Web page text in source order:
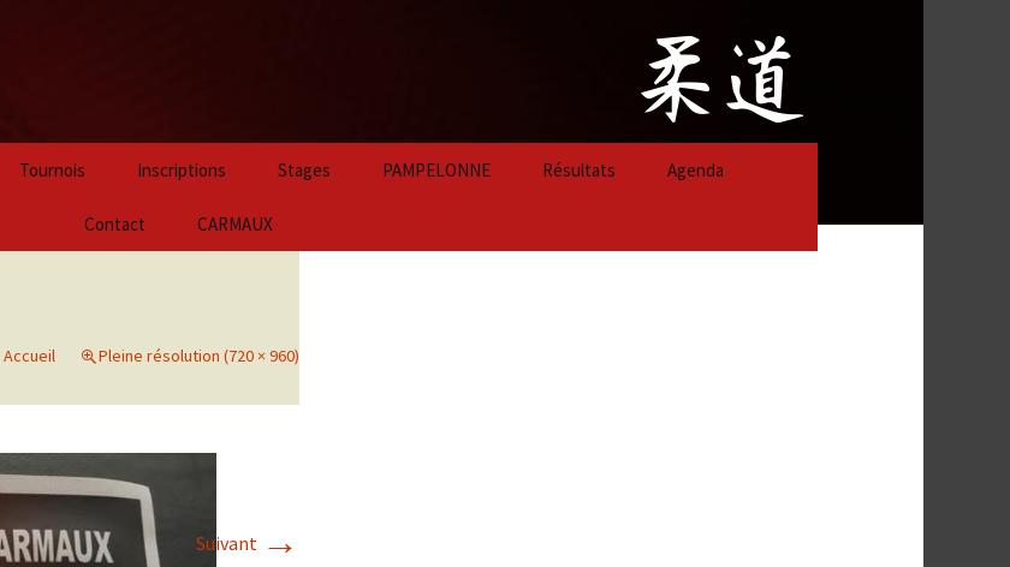
contenu
Tournois Inscriptions Stages PAMPELONNE Résultats Agenda
Contact CARMAUX
Accueil Pleine résolution (720 × 960)
Suivant →